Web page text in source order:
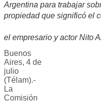
Argentina para trabajar
propiedad que significó el
el empresario y actor Nito
Buenos
Aires, 4 de
julio
(Télam).-
La
Comisión